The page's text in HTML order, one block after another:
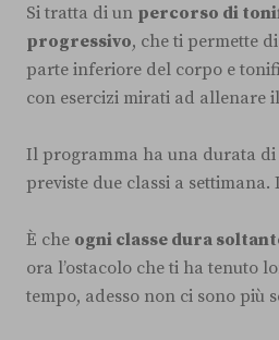
Si tratta di un percorso di
progressivo, che ti permette
parte inferiore del corpo e
con esercizi mirati ad allenare
Il programma ha una durata di
previste due classi a settimana.
È che ogni classe dura
ora l’ostacolo che ti ha tenuto
tempo, adesso non ci sono più